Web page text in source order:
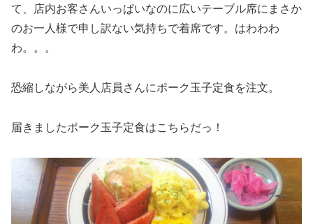
て、店内お客さんいっぱいなのに広いテーブル席にまさか
のお一人様で申し訳ない気持ちで着席です。はわわわ
わ。。。
恐縮しながら美人店員さんにポーク玉子定食を注文。
届きましたポーク玉子定食はこちらだっ！